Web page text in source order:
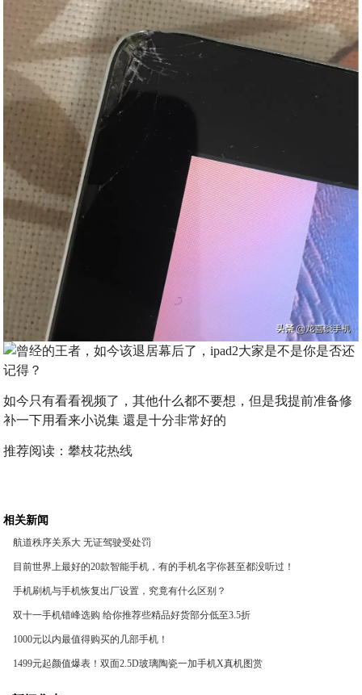
如今只有看看视频了，其他什么都不要想，但是我提前准备修
补一下用看来小说集 還是十分非常好的
推荐阅读：攀枝花热线
相关新闻
航道秩序关系大 无证驾驶受处罚
目前世界上最好的20款智能手机，有的手机名字你甚至都没听过！
手机刷机与手机恢复出厂设置，究竟有什么区别？
双十一手机错峰选购 给你推荐些精品好货部分低至3.5折
1000元以内最值得购买的几部手机！
1499元起颜值爆表！双面2.5D玻璃陶瓷一加手机X真机图赏